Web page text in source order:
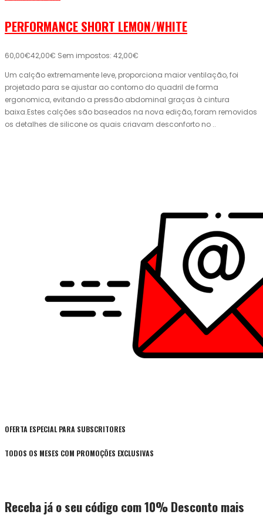
PERFORMANCE SHORT LEMON/WHITE
60,00€42,00€ Sem impostos: 42,00€
Um calção extremamente leve, proporciona maior ventilação, foi
projetado para se ajustar ao contorno do quadril de forma
ergonomica, evitando a pressão abdominal graças à cintura
baixa.Estes calções são baseados na nova edição, foram removidos
os detalhes de silicone os quais criavam desconforto no ..
OFERTA ESPECIAL PARA SUBSCRITORES
TODOS OS MESES COM PROMOÇÕES EXCLUSIVAS
Receba já o seu código com 10% Desconto mais